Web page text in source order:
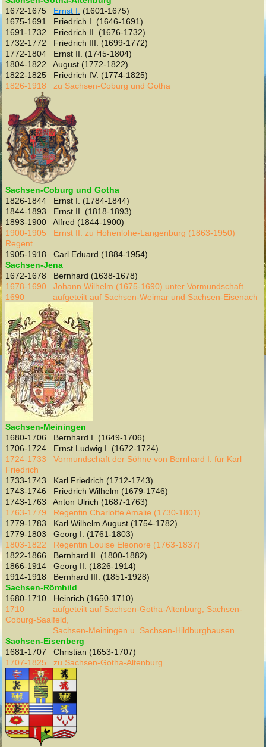
1672-1675 Ernst I.
(1601-1675)
1675-1691 Friedrich I. (1646-1691)
1691-1732 Friedrich II. (1676-1732)
1732-1772 Friedrich III. (1699-1772)
1772-1804 Ernst II. (1745-1804)
1804-1822 August (1772-1822)
1822-1825 Friedrich IV. (1774-1825)
1826-1918 zu Sachsen-Coburg und Gotha
Sachsen-Coburg und Gotha
1826-1844 Ernst I. (1784-1844)
1844-1893 Ernst II. (1818-1893)
1893-1900 Alfred (1844-1900)
1900-1905 Ernst II. zu Hohenlohe-Langenburg (1863-1950)
Regent
1905-1918 Carl Eduard (1884-1954)
Sachsen-Jena
1672-1678 Bernhard (1638-1678)
1678-1690 Johann Wilhelm (1675-1690) unter Vormundschaft
1690 aufgeteilt auf Sachsen-Weimar und Sachsen-Eisenach
Sachsen-Meiningen
1680-1706 Bernhard I. (1649-1706)
1706-1724 Ernst Ludwig I. (1672-1724)
1724-1733 Vormundschaft der Söhne von Bernhard I. für Karl
Friedrich
1733-1743 Karl Friedrich (1712-1743)
1743-1746 Friedrich Wilhelm (1679-1746)
1743-1763 Anton Ulrich (1687-1763)
1763-1779 Regentin Charlotte Amalie (1730-1801)
1779-1783 Karl Wilhelm August (1754-1782)
1779-1803 Georg I. (1761-1803)
1803-1822 Regentin Louise Eleonore (1763-1837)
1822-1866 Bernhard II. (1800-1882)
1866-1914 Georg II. (1826-1914)
1914-1918 Bernhard III. (1851-1928)
Sachsen-Römhild
1680-1710 Heinrich (1650-1710)
1710 aufgeteilt auf Sachsen-Gotha-Altenburg, Sachsen-
Coburg-Saalfeld,
Sachsen-Meiningen u. Sachsen-Hildburghausen
Sachsen-Eisenberg
1681-1707 Christian (1653-1707)
1707-1825 zu Sachsen-Gotha-Altenburg